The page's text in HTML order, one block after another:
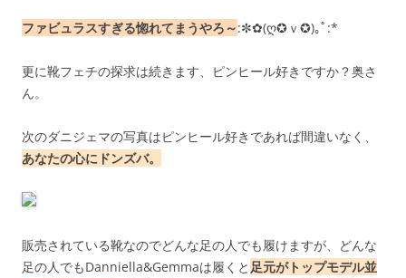
ファビュラスすぎる惚れてまうやろ～:✼✿(ღ✪ｖ✪)｡ﾟ:*
更に靴フェチの探求は続きます、ピンヒール好きですか？奥さ
ん。
次のダニジェマの写真はピンヒール好きであれば間違いなく、
あなたの心にドンズバ。
販売されている靴なのでどんな足の人でも履けますが、どんな
足の人でもDanniella&Gemmaは履くと 足元がトップモデル並